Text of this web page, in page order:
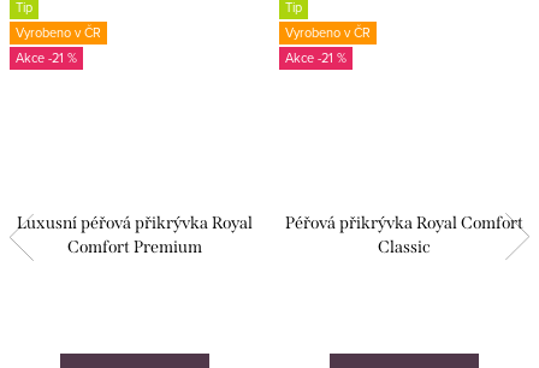
Tip
Vyrobeno v ČR
-21 %
Luxusní péřová přikrývka Royal
Comfort Premium
Tip
Vyrobeno v ČR
-21 %
Péřová přikrývka Royal Comfort
Classic